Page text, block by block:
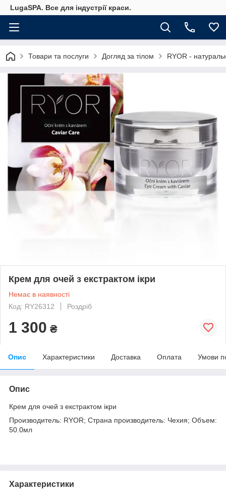
LugaSPA. Все для індустрії краси.
Товари та послуги Догляд за тілом RYOR -
Крем для очей з екстрактом ікри
Немає в наявності
Код: RY26312
Роздріб
1 300 ₴
Опис Характеристики Доставка Оплата Умови
Опис
Крем для очей з екстрактом ікри
Производитель: RYOR; Страна производитель: Чехия; Объем:
50.0мл
Характеристики